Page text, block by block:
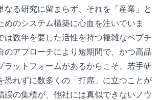
なる研究に留まらず、それを「産業」と
めのシステム構築に心血を注いでいま
は数年を要した活性を持つ複雑なペプチ
のアプローチにより短期間で、かつ高品
ラットフォームがあるからこそ、若手研
恐れずに数多くの「打席」に立つことが
誤の集積が、他社には真似できないノウ